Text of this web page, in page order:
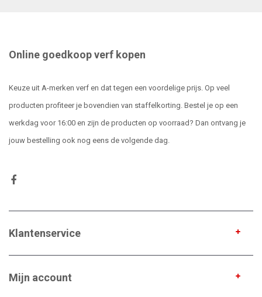
Online goedkoop verf kopen
Keuze uit A-merken verf en dat tegen een voordelige prijs. Op veel
producten profiteer je bovendien van staffelkorting. Bestel je op een
werkdag voor 16:00 en zijn de producten op voorraad? Dan ontvang je
jouw bestelling ook nog eens de volgende dag.
Klantenservice
Mijn account